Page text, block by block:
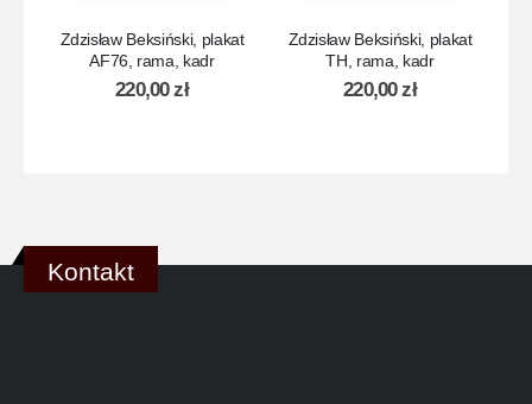
Zdzisław Beksiński, plakat
AF76, rama, kadr
220,00zł
Zdzisław Beksiński, plakat
TH, rama, kadr
220,00zł
Kontakt